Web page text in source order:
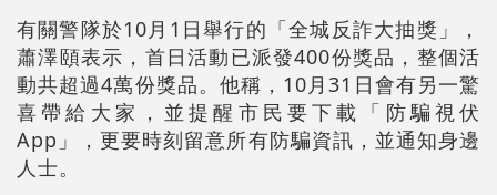
有關警隊於10月1日舉行的「全城反詐大抽獎」，
蕭澤頤表示，首日活動已派發400份獎品，整個活
動共超過4萬份獎品。他稱，10月31日會有另一驚
喜帶給大家，並提醒市民要下載「防騙視伏
App」，更要時刻留意所有防騙資訊，並通知身邊
人士。